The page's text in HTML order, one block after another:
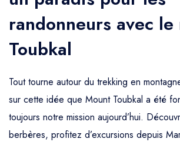
l'Atlas
randonneurs avec le
Toubkal
Tout tourne autour du trekking en
sur cette idée que Mount Toubkal a été
toujours notre mission aujourd’hui.
berbères, profitez d’excursions depuis